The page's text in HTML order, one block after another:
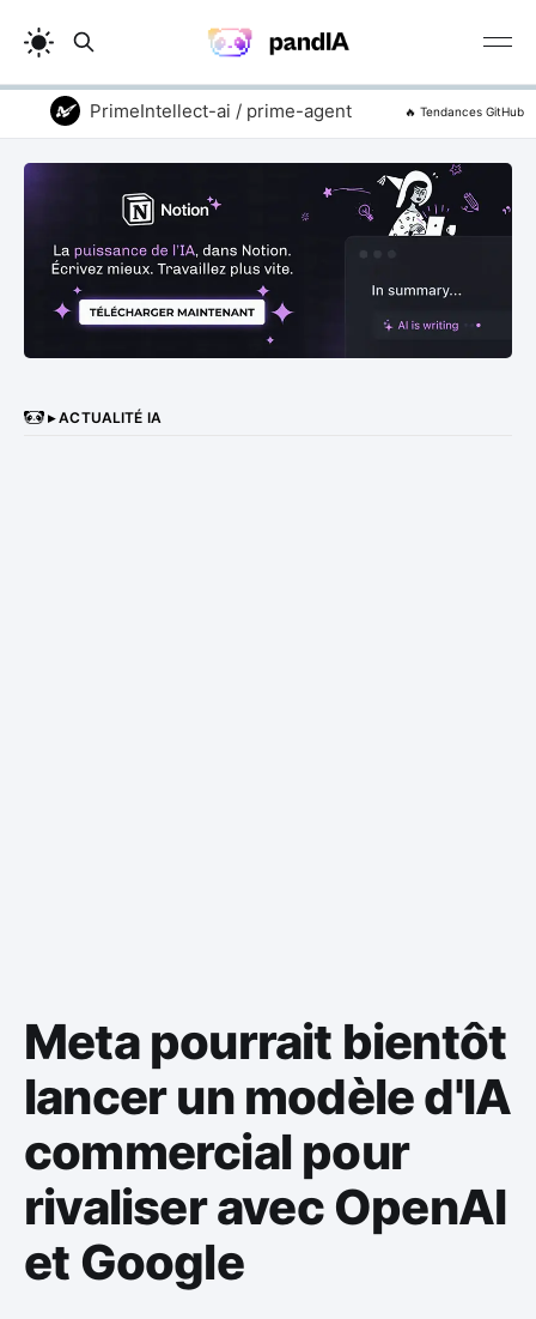
PrimeIntellect-ai / prime-agent addyosmani
🔥 Tendances GitHub
▸ ACTUALITÉ IA
Meta pourrait bientôt
lancer un modèle d'IA
commercial pour
rivaliser avec OpenAI
et Google